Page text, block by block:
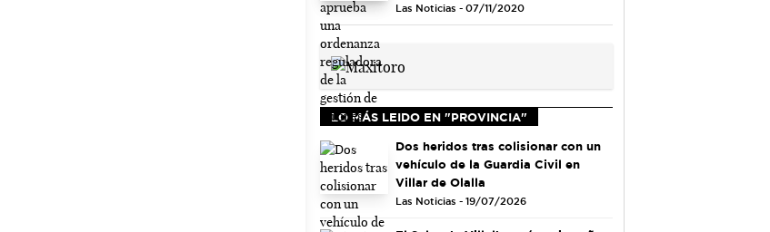
Las Noticias - 07/11/2020
LO MÁS LEIDO EN "PROVINCIA"
Dos heridos tras colisionar con un
vehículo de la Guardia Civil en
Villar de Olalla
Las Noticias - 19/07/2026